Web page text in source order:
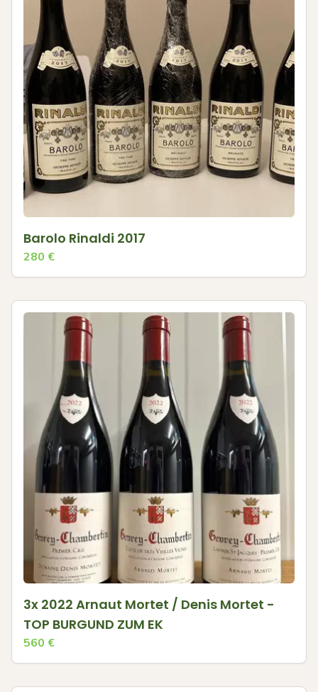
Barolo Rinaldi 2017
280 €
3x 2022 Arnaut Mortet / Denis Mortet -
TOP BURGUND ZUM EK
560 €